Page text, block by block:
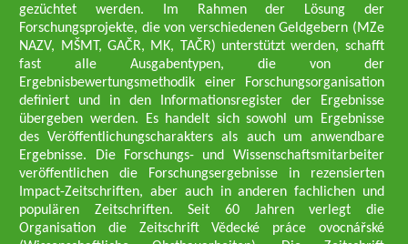
gezüchtet werden. Im Rahmen der Lösung der
Forschungsprojekte, die von verschiedenen Geldgebern (MZe
NAZV, MŠMT, GAČR, MK, TAČR) unterstützt werden, schafft
fast alle Ausgabentypen, die von der
Ergebnisbewertungsmethodik einer Forschungsorganisation
definiert und in den Informationsregister der Ergebnisse
übergeben werden. Es handelt sich sowohl um Ergebnisse
des Veröffentlichungscharakters als auch um anwendbare
Ergebnisse. Die Forschungs- und Wissenschaftsmitarbeiter
veröffentlichen die Forschungsergebnisse in rezensierten
Impact-Zeitschriften, aber auch in anderen fachlichen und
populären Zeitschriften. Seit 60 Jahren verlegt die
Organisation die Zeitschrift Vědecké práce ovocnářské